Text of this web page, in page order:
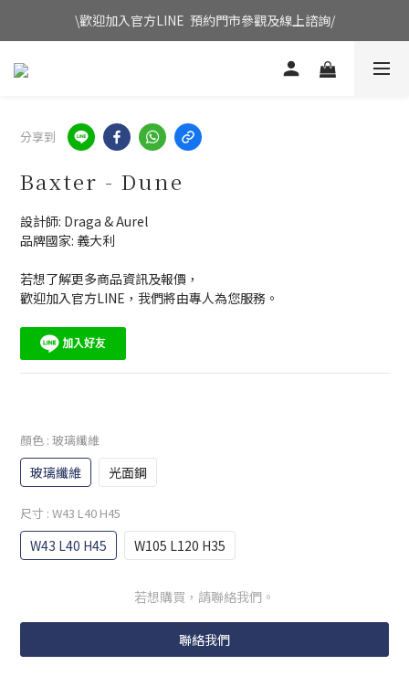
\歡迎加入官方LINE  預約門市參觀及線上諮詢/
分享到
Baxter - Dune
設計師: Draga & Aurel
品牌國家: 義大利
若想了解更多商品資訊及報價，
歡迎加入官方LINE，我們將由專人為您服務。
顏色 : 玻璃纖維
玻璃纖維 光面鋼
尺寸 : W43 L40 H45
W43 L40 H45 W105 L120 H35
若想購買，請聯絡我們。
聯絡我們